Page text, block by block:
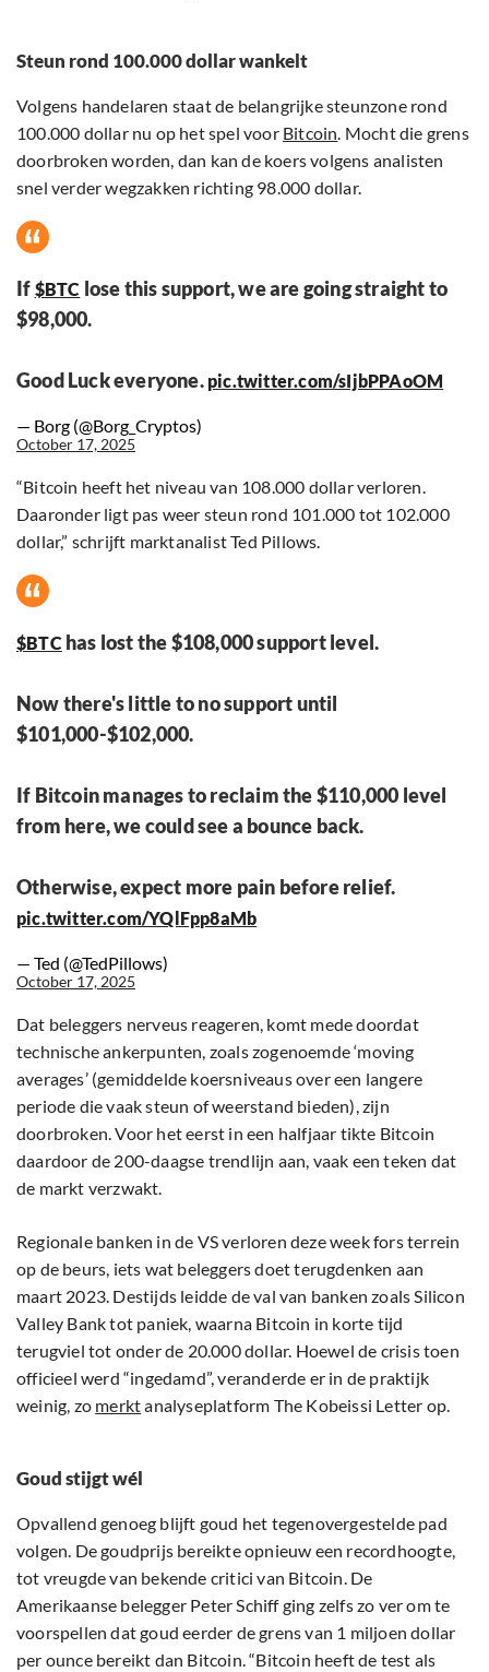
Steun rond 100.000 dollar wankelt
Volgens handelaren staat de belangrijke steunzone rond
100.000 dollar nu op het spel voor Bitcoin. Mocht die grens
doorbroken worden, dan kan de koers volgens analisten
snel verder wegzakken richting 98.000 dollar.
If $BTC lose this support, we are going straight to
$98,000.
Good Luck everyone. pic.twitter.com/sIjbPPAoOM
— Borg (@Borg_Cryptos)
October 17, 2025
“Bitcoin heeft het niveau van 108.000 dollar verloren.
Daaronder ligt pas weer steun rond 101.000 tot 102.000
dollar,” schrijft marktanalist Ted Pillows.
$BTChas lost the $108,000 support level.
Now there's little to no support until
$101,000-$102,000.
If Bitcoin manages to reclaim the $110,000 level
from here, we could see a bounce back.
Otherwise, expect more pain before relief.
pic.twitter.com/YQlFpp8aMb
— Ted (@TedPillows)
October 17, 2025
Dat beleggers nerveus reageren, komt mede doordat
technische ankerpunten, zoals zogenoemde ‘moving
averages’ (gemiddelde koersniveaus over een langere
periode die vaak steun of weerstand bieden), zijn
doorbroken. Voor het eerst in een halfjaar tikte Bitcoin
daardoor de 200-daagse trendlijn aan, vaak een teken dat
de markt verzwakt.
Regionale banken in de VS verloren deze week fors terrein
op de beurs, iets wat beleggers doet terugdenken aan
maart 2023. Destijds leidde de val van banken zoals Silicon
Valley Bank tot paniek, waarna Bitcoin in korte tijd
terugviel tot onder de 20.000 dollar. Hoewel de crisis toen
officieel werd “ingedamd”, veranderde er in de praktijk
weinig, zo merktanalyseplatform The Kobeissi Letter op.
Goud stijgt wél
Opvallend genoeg blijft goud het tegenovergestelde pad
volgen. De goudprijs bereikte opnieuw een recordhoogte,
tot vreugde van bekende critici van Bitcoin. De
Amerikaanse belegger Peter Schiff ging zelfs zo ver om te
voorspellen dat goud eerder de grens van 1 miljoen dollar
per ounce bereikt dan Bitcoin. “Bitcoin heeft de test als